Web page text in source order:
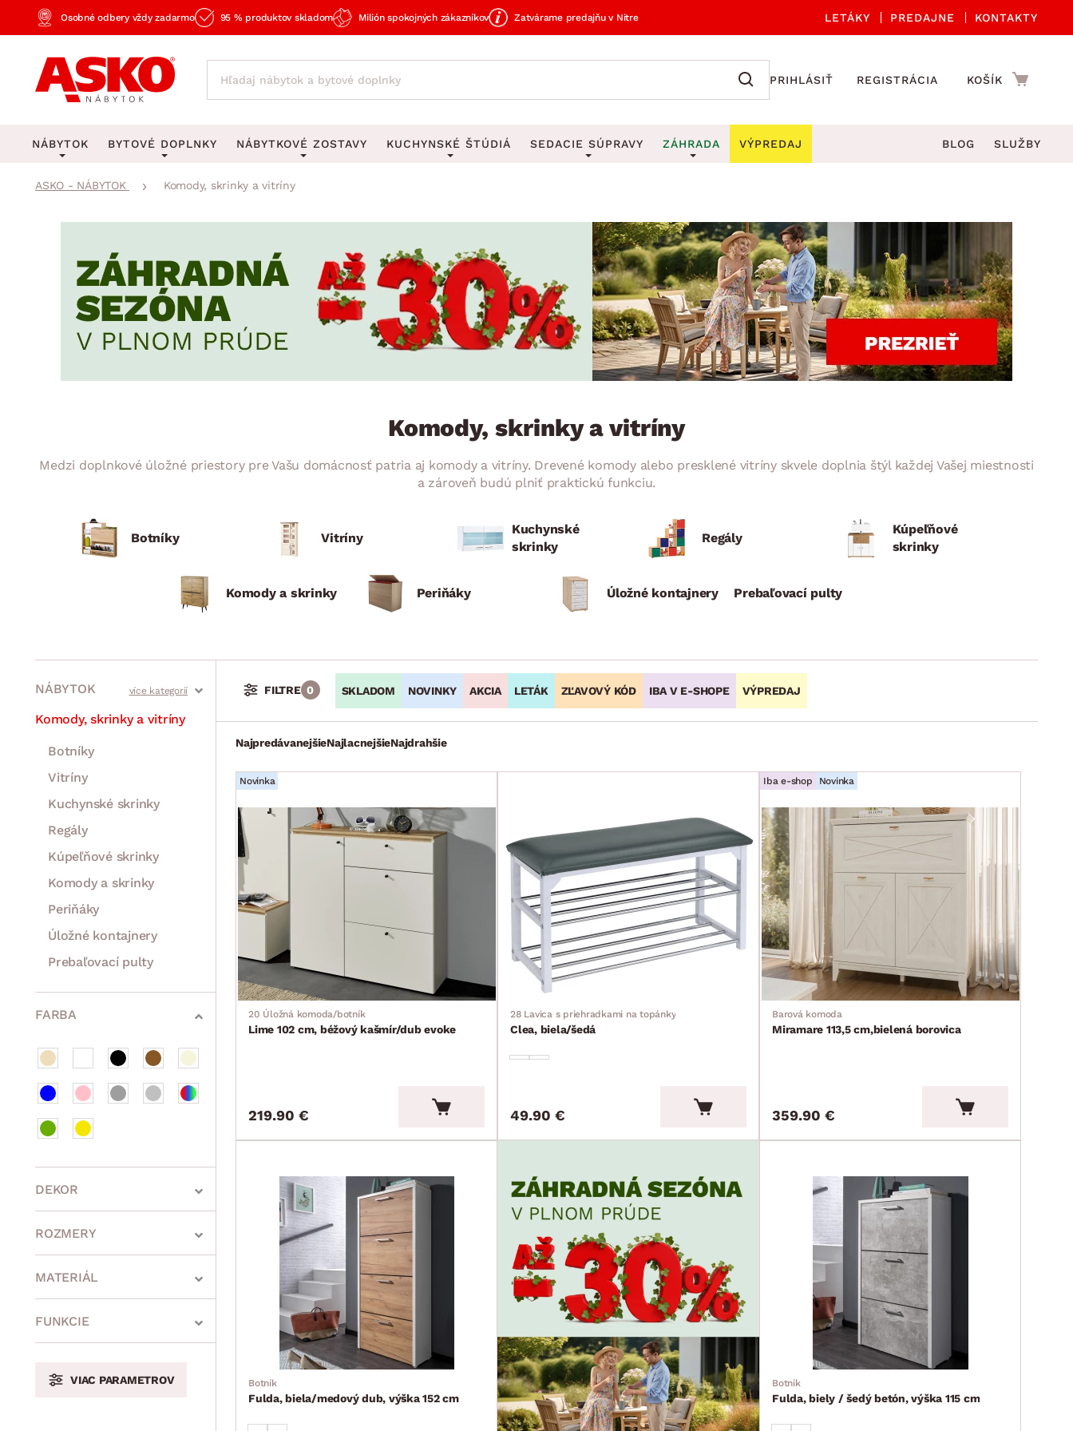
Osobné odbery vždy zadarmo 95 % produktov skladom Milión spokojných zákazníkov Zatvárame predajňu v Nitre LETÁKY PREDAJNE KONTAKTY
PRIHLÁSIŤ REGISTRÁCIA KOŠÍK
NÁBYTOK
Obývacia izba
Spálňa
Domácnosť
BYTOVÉ DOPLNKY
KOBERCE
Veľké a stredné koberce
Detské koberce
Kúpeľňové predložky
OSVETLENIE
Stolové lampy a lampičky
Lustre a závesné svietidlá
Zobrazit vše
Obrazy
Zrkadlá
Hodiny
Vázy
Zobrazit vše
Vešiaky na kľúče
Stojany na dáždniky
Stojany na noviny
Stojany na oblečenie
Zobrazit vše
Kuchynské príslušenstvo
Kúpeľňové doplnky
Záhradné doplnky
Závesy a žalúzie Panvice
ZÁHRADNÉ DOPLNKY VIANOCE
VEĽKÁ NOC
NÁBYTKOVÉ ZOSTAVY
Obývacie zostavy
Spálňové zostavy
Kancelárske zostavy
Kuchynské zostavy
Detské zostavy
Predsieňové zostavy
KUCHYNSKÉ ŠTÚDIÁ SEDACIE SÚPRAVY
Rohové sedacie súpravy
Sedacie súpravy 3-2-1
Sedacie súpravy na mieru
ZÁHRADA
Záhradné stoličky a kreslá
Záhradné lavice
Záhradné stoly
Záhradné hojdačky
Záhradné lehátka
Záhradné doplnky
VÝPREDAJ BLOG SLUŽBY
ASKO - NÁBYTOK Komody, skrinky a vitríny
Komody, skrinky a vitríny
Medzi doplnkové úložné priestory pre Vašu domácnosť patria aj komody a vitríny. Drevené komody alebo presklené vitríny skvele doplnia štýl každej Vašej miestnosti
a zároveň budú plniť praktickú funkciu.
Botníky Vitríny
Kuchynské
skrinky
Regály
Kúpeľňové
skrinky
Komody a skrinky Periňáky Úložné kontajnery Prebaľovací pulty
NÁBYTOK
Stoly a stolíky
Kreslá a sedenia
Stoličky a lavice
Postele
Šatníkové skrine
Rošty
Matrace
Komody, skrinky a vitríny
Botníky
Vitríny
Kuchynské skrinky
Regály
Kúpeľňové skrinky
Komody a skrinky
Periňáky
Úložné kontajnery
Prebaľovací pulty
Bytové doplnky
Sedacie súpravy a pohovky
Zostavy a steny
Drobný nábytok
Spotrebiče
FARBA
DEKOR
ROZMERY
min.
min. cm max.
MATERIÁL
FUNKCIE
VIAC PARAMETROV
SKLADOM NOVINKY AKCIA LETÁK ZĽAVOVÝ KÓD IBA V E-SHOPE VÝPREDAJ
FILTRE 0
NajpredávanejšieNajlacnejšieNajdrahšie
Novinka
20 Úložná komoda/botník
Lime 102 cm, béžový kašmír/dub evoke
219.90 €
28 Lavica s priehradkami na topánky
Clea, biela/šedá
49.90 €
Iba e-shop Novinka
Barová komoda
Miramare 113,5 cm,bielená borovica
359.90 €
Botník
Fulda, biela/medový dub, výška 152 cm
Botník
Fulda, biely / šedý betón, výška 115 cm